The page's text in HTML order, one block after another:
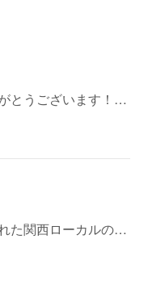
とうございます！…
た関西ローカルの…